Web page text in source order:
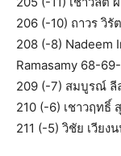
206 (-10) ถาวร วิ
208 (-8) Nadeem
Ramasamy 68-
209 (-7) สมบูรณ์ ลี
210 (-6) เชาวฤทธิ์
211 (-5) วิชัย เวีย